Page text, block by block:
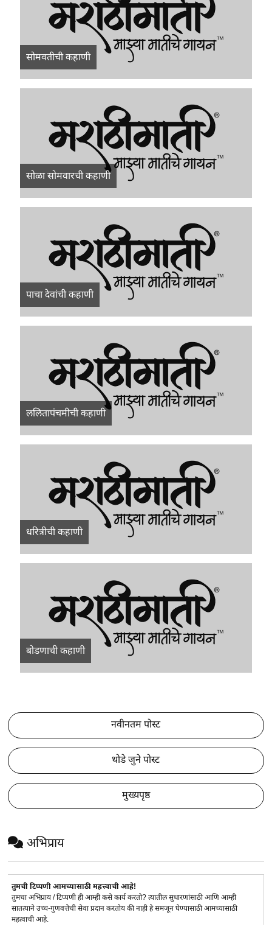
सोमवतीची कहाणी
सोळा सोमवारची कहाणी
पाचा देवांची कहाणी
ललितापंचमीची कहाणी
धरित्रीची कहाणी
बोडणाची कहाणी
नवीनतम पोस्ट
थोडे जुने पोस्ट
मुख्यपृष्ठ
अभिप्राय
तुमची टिप्पणी आमच्यासाठी महत्त्वाची आहे!
तुमचा अभिप्राय / टिप्पणी ही आम्ही कसे कार्य करतो? त्यातील सुधारणांसाठी आणि आम्ही
सातत्याने उच्च-गुणवत्तेची सेवा प्रदान करतोय की नाही हे समजून घेण्यासाठी आमच्यासाठी
महत्वाची आहे.